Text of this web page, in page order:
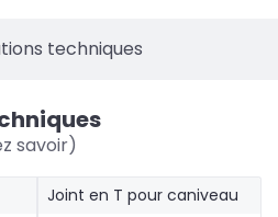
techniques
savoir)
Joint en T pour caniveau